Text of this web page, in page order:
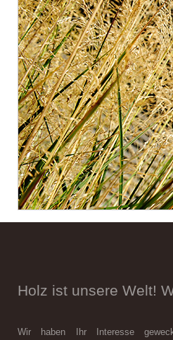
Holz ist unsere Welt!
Wir haben Ihr Interesse